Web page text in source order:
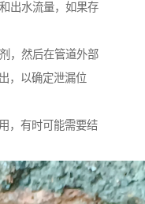
出水流量，如果存
，然后在管道外部
，以确定泄漏位
，有时可能需要结